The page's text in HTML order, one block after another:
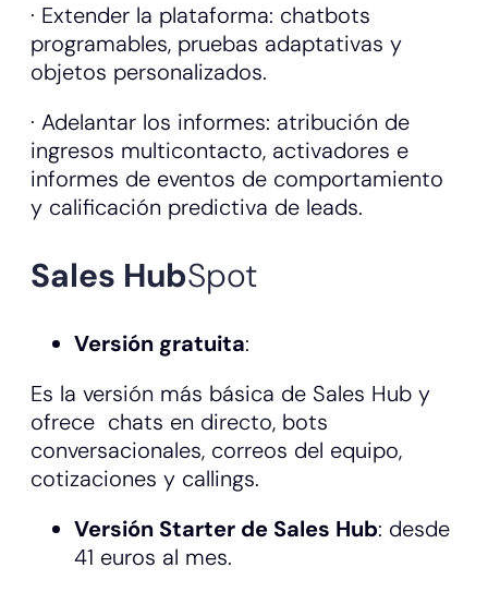
· Extender la plataforma: chatbots
programables, pruebas adaptativas y
objetos personalizados.
· Adelantar los informes: atribución de
ingresos multicontacto, activadores e
informes de eventos de comportamiento
y calificación predictiva de leads.
Sales HubSpot
Versión gratuita:
Es la versión más básica de Sales Hub y
ofrece chats en directo, bots
conversacionales, correos del equipo,
cotizaciones y callings.
Versión Starter de Sales Hub: desde
41 euros al mes.